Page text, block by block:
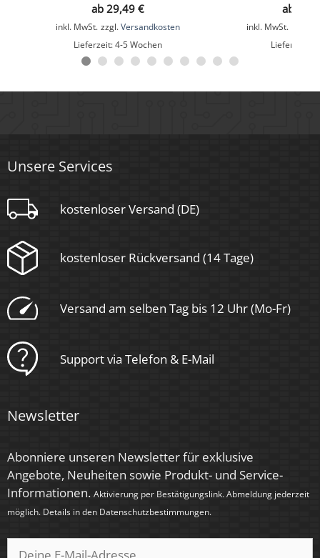
Mittlere Lebensdauer
Material
Sockel
Ultraflach
Form
Schaltzyklen
Anlaufzeit
Zündzeit
< 0,5 Sek.
Silber – gebürstet
ab 29,49 €
inkl. MwSt. zzgl. Versandkosten
Lieferzeit:4-5 Wochen
ab
inkl. MwSt.
Lieferzeit:
Unsere Services
kostenloser Versand (DE)
kostenloser Rückversand (14 Tage)
Versand am selben Tag bis 12 Uhr (Mo-Fr)
Support via Telefon & E-Mail
Newsletter
Abonniere unseren Newsletter für exklusive
Angebote, Neuheiten sowie Produkt- und Service-
Informationen. Aktivierung per Bestätigungslink. Abmeldung jederzeit
möglich. Details in den Datenschutzbestimmungen.